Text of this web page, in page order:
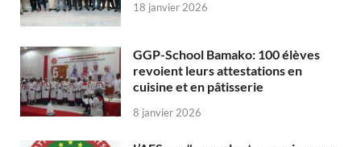
18 janvier 2026
GGP-School Bamako: 100 élèves
revoient leurs attestations en
cuisine et en pâtisserie
8 janvier 2026